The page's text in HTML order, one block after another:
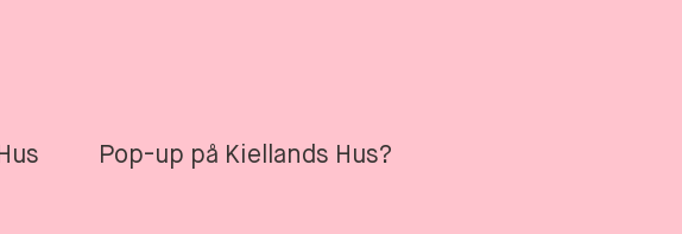
Pop-up på Kiellands Hus?